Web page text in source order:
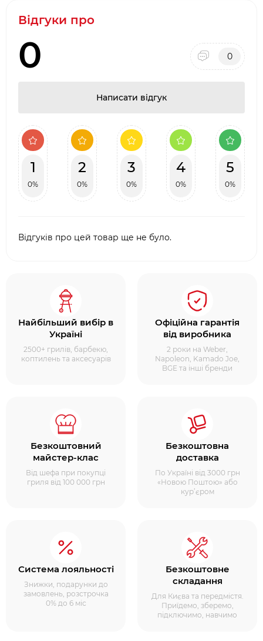
Відгуки про
0 0
Написати відгук
1
0%
2
0%
3
0%
4
0%
5
0%
Відгуків про цей товар ще не було.
Найбільший вибір в
Україні
2500+ грилів, барбекю,
коптилень та аксесуарів
Офіційна гарантія
від виробника
2 роки на Weber,
Napoleon, Kamado Joe,
BGE та інші бренди
Безкоштовний
майстер-клас
Від шефа при покупці
гриля від 100 000 грн
Безкоштовна
доставка
По Україні від 3000 грн
«Новою Поштою» або
кур’єром
Система лояльності
Знижки, подарунки до
замовлень, розстрочка
0% до 6 міс
Безкоштовне
складання
Для Києва та передмістя.
Приїдемо, зберемо,
підключимо, навчимо